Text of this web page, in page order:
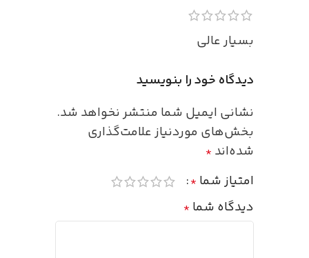
بسیار عالی
دیدگاه خود را بنویسید
نشانی ایمیل شما منتشر نخواهد شد.
بخش‌های موردنیاز علامت‌گذاری
شده‌اند *
امتیاز شما *
دیدگاه شما *